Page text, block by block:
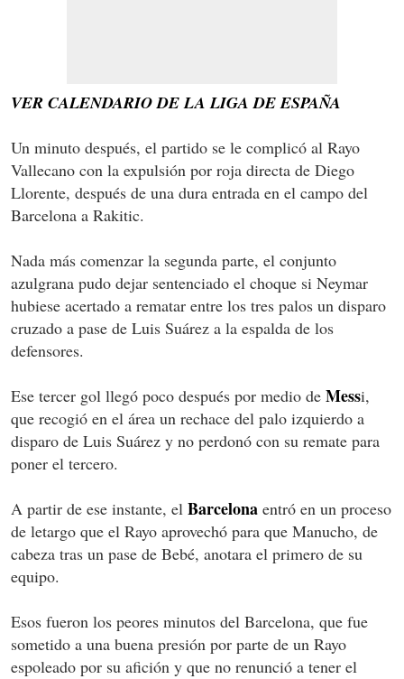
VER CALENDARIO DE LA LIGA DE ESPAÑA
Un minuto después, el partido se le complicó al Rayo
Vallecano con la expulsión por roja directa de Diego
Llorente, después de una dura entrada en el campo del
Barcelona a Rakitic.
Nada más comenzar la segunda parte, el conjunto
azulgrana pudo dejar sentenciado el choque si Neymar
hubiese acertado a rematar entre los tres palos un disparo
cruzado a pase de Luis Suárez a la espalda de los
defensores.
Ese tercer gol llegó poco después por medio de Messi,
que recogió en el área un rechace del palo izquierdo a
disparo de Luis Suárez y no perdonó con su remate para
poner el tercero.
A partir de ese instante, el Barcelona entró en un proceso
de letargo que el Rayo aprovechó para que Manucho, de
cabeza tras un pase de Bebé, anotara el primero de su
equipo.
Esos fueron los peores minutos del Barcelona, que fue
sometido a una buena presión por parte de un Rayo
espoleado por su afición y que no renunció a tener el